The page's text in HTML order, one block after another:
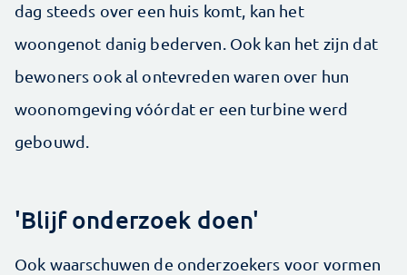
dag steeds over een huis komt, kan het
woongenot danig bederven. Ook kan het zijn dat
bewoners ook al ontevreden waren over hun
woonomgeving vóórdat er een turbine werd
gebouwd.
'Blijf onderzoek doen'
Ook waarschuwen de onderzoekers voor vormen